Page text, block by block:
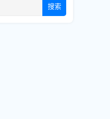
搜索